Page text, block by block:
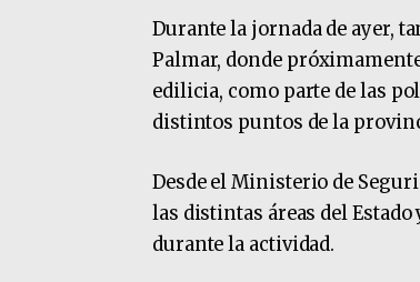
Durante la jornada de ayer,
Palmar, donde
edilicia, como parte de las
distintos puntos de la
Desde el Ministerio de
las distintas áreas del
durante la actividad.